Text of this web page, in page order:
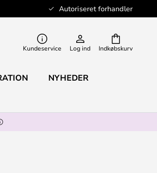
Autoriseret forhandler
Indkøbskurv
Kundeservice Log ind
NYHEDER